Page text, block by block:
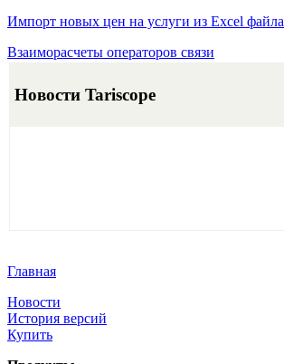
Импорт новых цен на услуги из Excel файла
Взаиморасчеты операторов связи
Новости Tariscope
Главная
Новости
История версий
Купить